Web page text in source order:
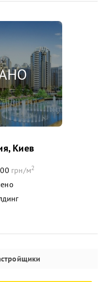
Киев
грн/м2